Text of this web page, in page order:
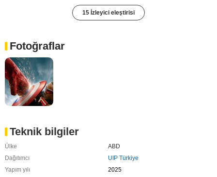
15 İzleyici eleştirisi
Fotoğraflar
Teknik bilgiler
Ülke
ABD
Dağıtımcı
UIP Türkiye
Yapım yılı
2025